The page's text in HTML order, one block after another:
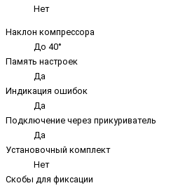
Нет
Наклон компрессора
До 40°
Память настроек
Да
Индикация ошибок
Да
Подключение через прикуриватель
Да
Установочный комплект
Нет
Скобы для фиксации